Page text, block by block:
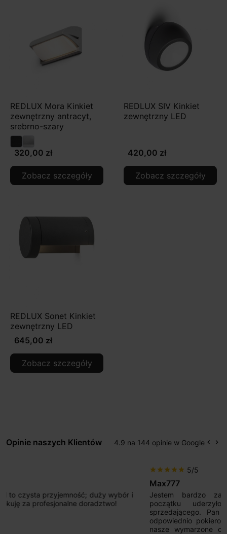
REDLUX Mora Kinkiet
zewnętrzny antracyt,
srebrno-szary
320,00 zł
Zobacz szczegóły
REDLUX SIV Kinkiet
zewnętrzny LED
420,00 zł
Zobacz szczegóły
REDLUX Sonet Kinkiet
zewnętrzny LED
645,00 zł
Zobacz szczegóły
Opinie naszych Klientów 4.9 na 144 opinie w Google keyboard_arrow_left keyboard_arrow_right
Jestem bardzo zadowolony. Przede wszystkim od
początku uderzyło mnie profesjonalne podejście
sprzedającego. Pan ma duże doświadczenie i potrafi
odpowiednio pokierować i doradzić dzięki czemu mamy
nasze wymarzone oświetlenie. Dodatkowo udało się to